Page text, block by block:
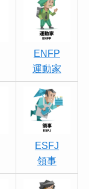
ENFP
運動家
ESFJ
領事